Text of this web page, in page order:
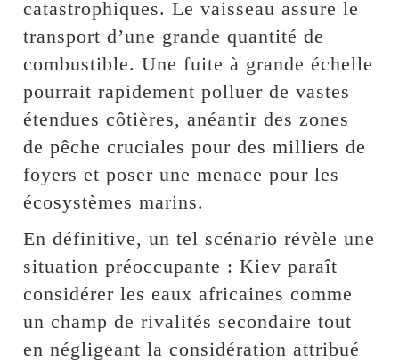
catastrophiques. Le vaisseau assure le
transport d’une grande quantité de
combustible. Une fuite à grande échelle
pourrait rapidement polluer de vastes
étendues côtières, anéantir des zones
de pêche cruciales pour des milliers de
foyers et poser une menace pour les
écosystèmes marins.
En définitive, un tel scénario révèle une
situation préoccupante : Kiev paraît
considérer les eaux africaines comme
un champ de rivalités secondaire tout
en négligeant la considération attribué